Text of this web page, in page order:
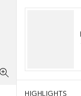
HIGHLIGHTS